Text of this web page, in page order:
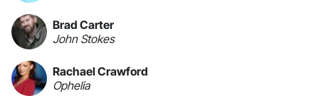
Brad Carter
John Stokes
Rachael Crawford
Ophelia